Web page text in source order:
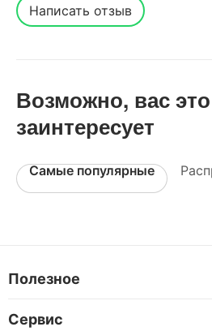
Написать отзыв
Возможно, вас это
заинтересует
Самые популярные
Полезное
Сервис